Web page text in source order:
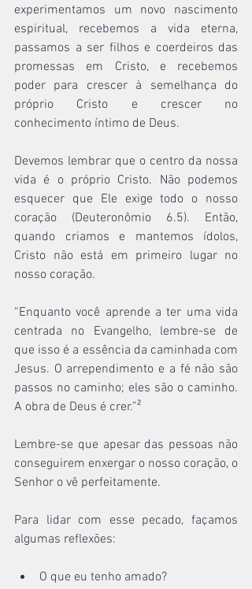
experimentamos um novo nascimento
espiritual, recebemos a vida eterna,
passamos a ser filhos e coerdeiros das
promessas em Cristo, e recebemos
poder para crescer à semelhança do
próprio Cristo e crescer no
conhecimento íntimo de Deus.
Devemos lembrar que o centro da nossa
vida é o próprio Cristo. Não podemos
esquecer que Ele exige todo o nosso
coração (Deuteronômio 6.5). Então,
quando criamos e mantemos ídolos,
Cristo não está em primeiro lugar no
nosso coração.
“Enquanto você aprende a ter uma vida
centrada no Evangelho, lembre-se de
que isso é a essência da caminhada com
Jesus. O arrependimento e a fé não são
passos no caminho; eles são o caminho.
A obra de Deus é crer.”²
Lembre-se que apesar das pessoas não
conseguirem enxergar o nosso coração, o
Senhor o vê perfeitamente.
Para lidar com esse pecado, façamos
algumas reflexões:
O que eu tenho amado?